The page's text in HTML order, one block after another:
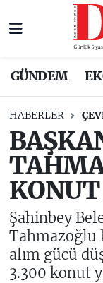
GÜNDEM
HABERLER
Şahinbey
Tahmazoğlu
alım gücü
3.300 konut
Nöbetçi
Trafik
Süper Lig
Tüm
Son
Haber